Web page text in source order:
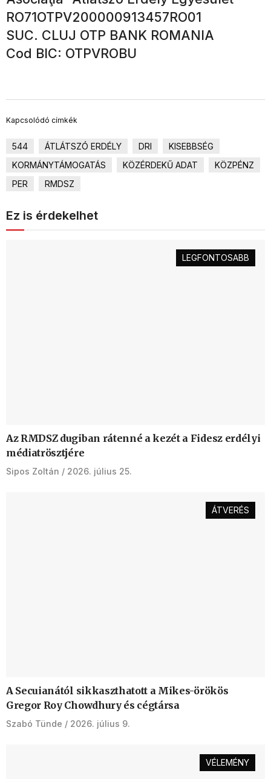
RO71OTPV200000913457RO01
SUC. CLUJ OTP BANK ROMANIA
Cod BIC: OTPVROBU
Kapcsolódó címkék
544 ÁTLÁTSZÓ ERDÉLY DRI
KISEBBSÉG
KORMÁNYTÁMOGATÁS
KÖZÉRDEKŰ ADAT
KÖZPÉNZ
PER
RMDSZ
Ez is érdekelhet
LEGFONTOSABB
Az RMDSZ dugiban rátenné a kezét a Fidesz erdélyi
médiatrösztjére
Sipos Zoltán 2026. július 25.
ÁTVERÉS
A Secuianától sikkaszthatott a Mikes-örökös
Gregor Roy Chowdhury és cégtársa
Szabó Tünde 2026. július 9.
VÉLEMÉNY